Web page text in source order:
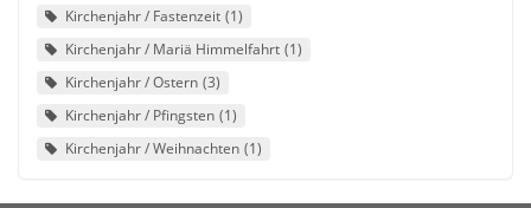
Kirchenjahr / Fastenzeit 1
Kirchenjahr / Mariä Himmelfahrt 1
Kirchenjahr / Ostern 3
Kirchenjahr / Pfingsten 1
Kirchenjahr / Weihnachten 1